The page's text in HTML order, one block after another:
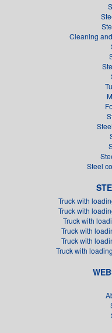
Cleaning
Steel
Truck with
Truck with
Truck with
Truck with
Truck with
Truck with